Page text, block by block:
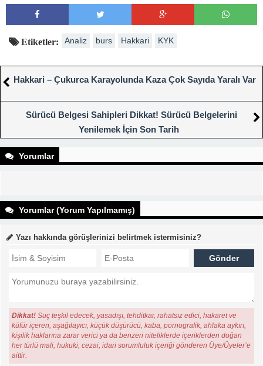
Etiketler: Analiz burs Hakkari KYK
Hakkari – Çukurca Karayolunda Kaza Çok Sayıda Yaralı Var
Sürücü Belgesi Sahipleri Dikkat! Sürücü Belgelerini
Yenilemek İçin Son Tarih
Yorumlar
Yorumlar (Yorum Yapılmamış)
Yazı hakkında görüşlerinizi belirtmek istermisiniz?
Dikkat! Suç teşkil edecek, yasadışı, tehditkar, rahatsız edici, hakaret ve
küfür içeren, aşağılayıcı, küçük düşürücü, kaba, pornografik, ahlaka aykırı,
kişilik haklarına zarar verici ya da benzeri niteliklerde içeriklerden doğan
her türlü mali, hukuki, cezai, idari sorumluluk içeriği gönderen Üye/Üyeler’e
aittir.